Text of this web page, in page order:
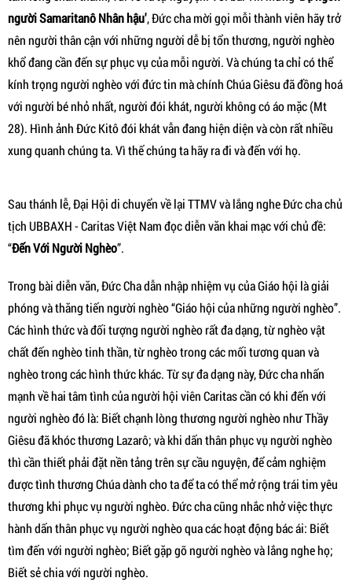
người Samaritanô Nhân hậu', Đức cha mời gọi mỗi thành viên hãy trở
nên người thân cận với những người dễ bị tổn thương, người nghèo
khổ đang cần đến sự phục vụ của mỗi người. Và chúng ta chỉ có thể
kính trọng người nghèo với đức tin mà chính Chúa Giêsu đã đồng hoá
với người bé nhỏ nhất, người đói khát, người không có áo mặc (Mt
28). Hình ảnh Đức Kitô đói khát vẫn đang hiện diện và còn rất nhiều
xung quanh chúng ta. Vì thế chúng ta hãy ra đi và đến với họ.
Sau thánh lễ, Đại Hội di chuyển về lại TTMV và lắng nghe Đức cha chủ
tịch UBBAXH - Caritas Việt Nam đọc diễn văn khai mạc với chủ đề:
“Đến Với Người Nghèo”.
Trong bài diễn văn, Đức Cha dẫn nhập nhiệm vụ của Giáo hội là giải
phóng và thăng tiến người nghèo “Giáo hội của những người nghèo”.
Các hình thức và đối tượng người nghèo rất đa dạng, từ nghèo vật
chất đến nghèo tinh thần, từ nghèo trong các mối tương quan và
nghèo trong các hình thức khác. Từ sự đa dạng này, Đức cha nhấn
mạnh về hai tâm tình của người hội viên Caritas cần có khi đến với
người nghèo đó là: Biết chạnh lòng thương người nghèo như Thầy
Giêsu đã khóc thương Lazarô; và khi dấn thân phục vụ người nghèo
thì cần thiết phải đặt nền tảng trên sự cầu nguyện, để cảm nghiệm
được tình thương Chúa dành cho ta để ta có thể mở rộng trái tim yêu
thương khi phục vụ người nghèo. Đức cha cũng nhắc nhở việc thực
hành dấn thân phục vụ người nghèo qua các hoạt động bác ái: Biết
tìm đến với người nghèo; Biết gặp gỡ người nghèo và lắng nghe họ;
Biết sẻ chia với người nghèo.